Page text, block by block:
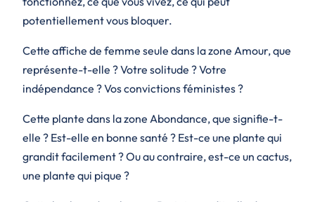
potentiellement vous bloquer.
Cette affiche de femme seule dans la zone Amour, que
représente-t-elle ? Votre solitude ? Votre
indépendance ? Vos convictions féministes ?
Cette plante dans la zone Abondance, que signifie-t-
elle ? Est-elle en bonne santé ? Est-ce une plante qui
grandit facilement ? Ou au contraire, est-ce un cactus,
une plante qui pique ?